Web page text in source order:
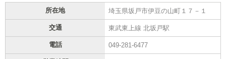
所在地 埼玉県坂戸市伊豆の山町１７－１
交通 東武東上線 北坂戸駅
電話 049-281-6477